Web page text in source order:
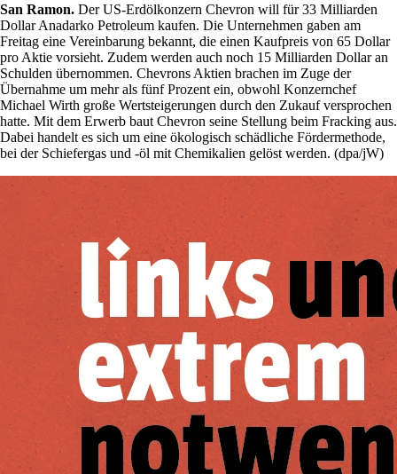
San Ramon. Der US-Erdölkonzern Chevron will für 33 Milliarden
Dollar Anadarko Petroleum kaufen. Die Unternehmen gaben am
Freitag eine Vereinbarung bekannt, die einen Kaufpreis von 65 Dollar
pro Aktie vorsieht. Zudem werden auch noch 15 Milliarden Dollar an
Schulden übernommen. Chevrons Aktien brachen im Zuge der
Übernahme um mehr als fünf Prozent ein, obwohl Konzernchef
Michael Wirth große Wertsteigerungen durch den Zukauf versprochen
hatte. Mit dem Erwerb baut Chevron seine Stellung beim Fracking aus.
Dabei handelt es sich um eine ökologisch schädliche Fördermethode,
bei der Schiefergas und -öl mit Chemikalien gelöst werden. (dpa/jW)